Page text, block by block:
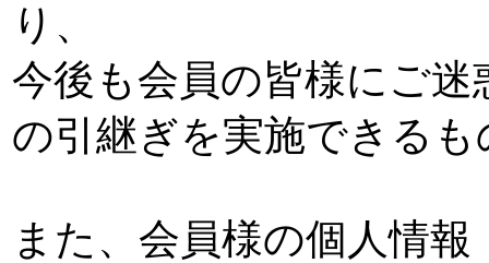
り、
今後も会員の皆様にご
の引継ぎを実施できる
また、会員様の個人情